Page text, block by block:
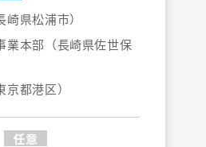
県松浦市）
業本部（長崎県佐世保
都港区）